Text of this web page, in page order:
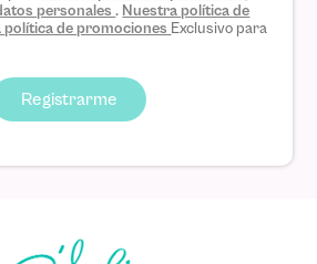
personales. Nuestra política de
política de promociones Exclusivo para
Registrarme